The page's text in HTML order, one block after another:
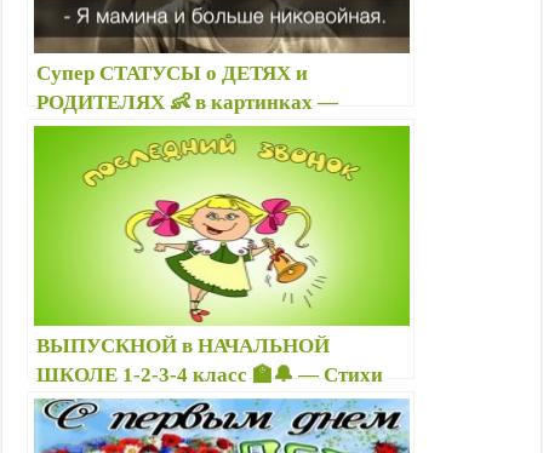
Супер СТАТУСЫ о ДЕТЯХ и
РОДИТЕЛЯХ 👶 в картинках —
Высказывания про детей со смыслом в
открытках
ВЫПУСКНОЙ в НАЧАЛЬНОЙ
ШКОЛЕ 1-2-3-4 класс 🏫🔔 — Стихи
поздравления на Последний звонок от
выпускников начальных классов